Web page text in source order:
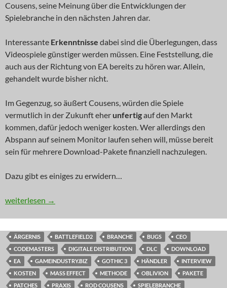
Cousens, seine Meinung über die Entwicklungen der
Spielebranche in den nächsten Jahren dar.
Interessante Erkenntnisse dabei sind die Überlegungen, dass
Videospiele günstiger werden müssen. Eine Feststellung, die
auch aus der Richtung von EA bereits zu hören war. Allein,
gehandelt wurde bisher nicht.
Im Gegenzug, so äußert Cousens, würden die Spiele
vermutlich in der Zukunft eher unfertigauf den Markt
kommen, dafür jedoch weniger kosten. Wer allerdings den
Abspann auf seinem Monitor laufen sehen will, müsse bereit
sein für mehrere Download-Pakete finanziell nachzulegen.
Dazu gibt es einiges zu erwidern…
KOMMENTAR: Code-Meister preist Softwarehappen ein
weiterlesen →
ÄRGERNIS BATTLEFIELD2 BRANCHE BUGS
CEO
CODEMASTERS
DIGITALE DISTRIBUTION DLC
DOWNLOAD
EA
GAMEINDUSTRY.BIZ GOTHIC 3 HÄNDLER
INTERVIEW
KOSTEN
MASS EFFECT METHODE OBLIVION
PAKETE
PATCHES
PRAXIS ROD COUSENS
SPIELEBRANCHE